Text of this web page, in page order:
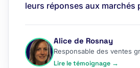
leurs réponses aux marchés
Alice de Rosnay
Lire le témoignage →